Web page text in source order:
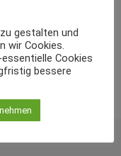
gestalten und
wir Cookies.
Cookies
bessere